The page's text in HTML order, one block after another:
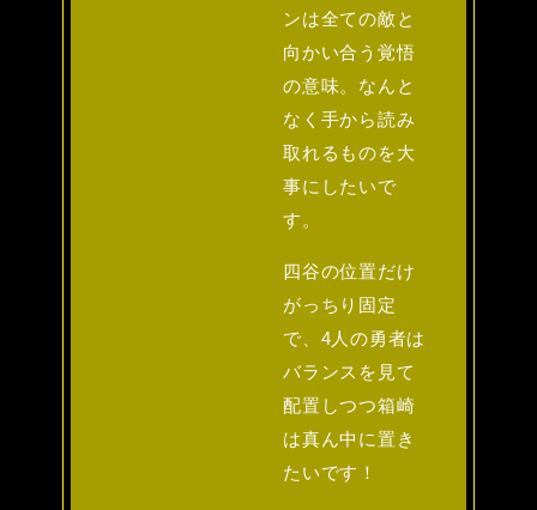
ンは全ての敵と
向かい合う覚悟
の意味。なんと
なく手から読み
取れるものを大
事にしたいで
す。
四谷の位置だけ
がっちり固定
で、4人の勇者は
バランスを見て
配置しつつ箱崎
は真ん中に置き
たいです！